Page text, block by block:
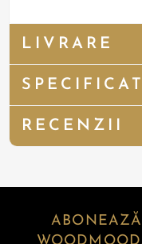
LIVRARE
RECENZII